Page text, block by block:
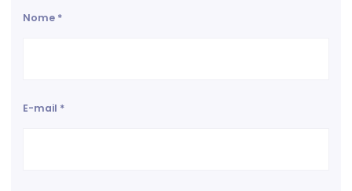
Nome *
E-mail *